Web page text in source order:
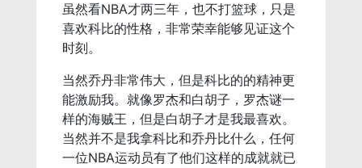
虽然看NBA才两三年，也不打篮球，只是
喜欢科比的性格，非常荣幸能够见证这个
时刻。
当然乔丹非常伟大，但是科比的的精神更
能激励我。就像罗杰和白胡子，罗杰谜一
样的海贼王，但是白胡子才是我最喜欢。
当然并不是我拿科比和乔丹比什么，任何
一位NBA运动员有了他们这样的成就就已